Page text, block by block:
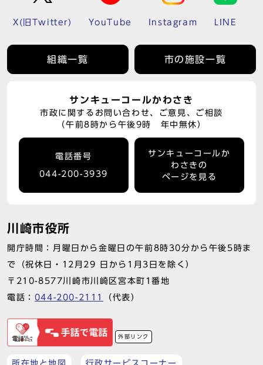
X(旧Twitter) YouTube Instagram LINE
組織一覧 市の施設一覧
サンキューコールかわさき
市政に関するお問い合わせ、ご意見、ご相談
（午前8時から午後9時 年中無休）
電話番号
044-200-3939
サンキューコールか
わさきの
ページを見る
川崎市役所
開庁時間：月曜日から金曜日の午前8時30分から午後5時ま
で（祝休日・12月29 日から1月3日を除く）
〒210-8577川崎市川崎区宮本町1番地
電話： 044-200-2111 （代表）
外部リンク
所在地と地図 行政サービスコーナー